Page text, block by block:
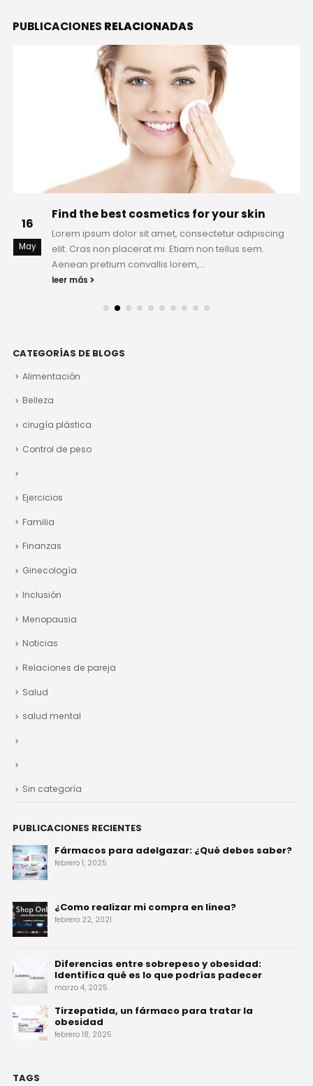
PUBLICACIONES RELACIONADAS
16
May
Find the best cosmetics for your skin
Lorem ipsum dolor sit amet, consectetur adipiscing
elit. Cras non placerat mi. Etiam non tellus sem.
Aenean pretium convallis lorem,...
leer más
CATEGORÍAS DE BLOGS
Alimentación
Belleza
cirugía plástica
Control de peso
Ejercicios
Familia
Finanzas
Ginecología
Inclusión
Menopausia
Noticias
Relaciones de pareja
Salud
salud mental
Sin categoría
PUBLICACIONES RECIENTES
Fármacos para adelgazar: ¿Qué debes saber?
febrero 1, 2025
¿Como realizar mi compra en linea?
febrero 22, 2021
Diferencias entre sobrepeso y obesidad:
Identifica qué es lo que podrías padecer
marzo 4, 2025
Tirzepatida, un fármaco para tratar la
obesidad
febrero 18, 2025
TAGS